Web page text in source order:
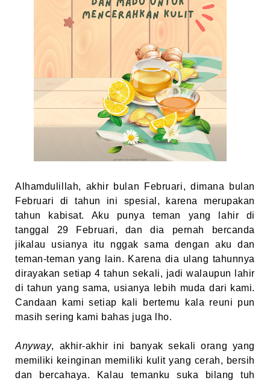
Alhamdulillah, akhir bulan Februari, dimana bulan
Februari di tahun ini spesial, karena merupakan
tahun kabisat. Aku punya teman yang lahir di
tanggal 29 Februari, dan dia pernah bercanda
jikalau usianya itu nggak sama dengan aku dan
teman-teman yang lain. Karena dia ulang tahunnya
dirayakan setiap 4 tahun sekali, jadi walaupun lahir
di tahun yang sama, usianya lebih muda dari kami.
Candaan kami setiap kali bertemu kala reuni pun
masih sering kami bahas juga lho.
Anyway, akhir-akhir ini banyak sekali orang yang
memiliki keinginan memiliki kulit yang cerah, bersih
dan bercahaya. Kalau temanku suka bilang tuh